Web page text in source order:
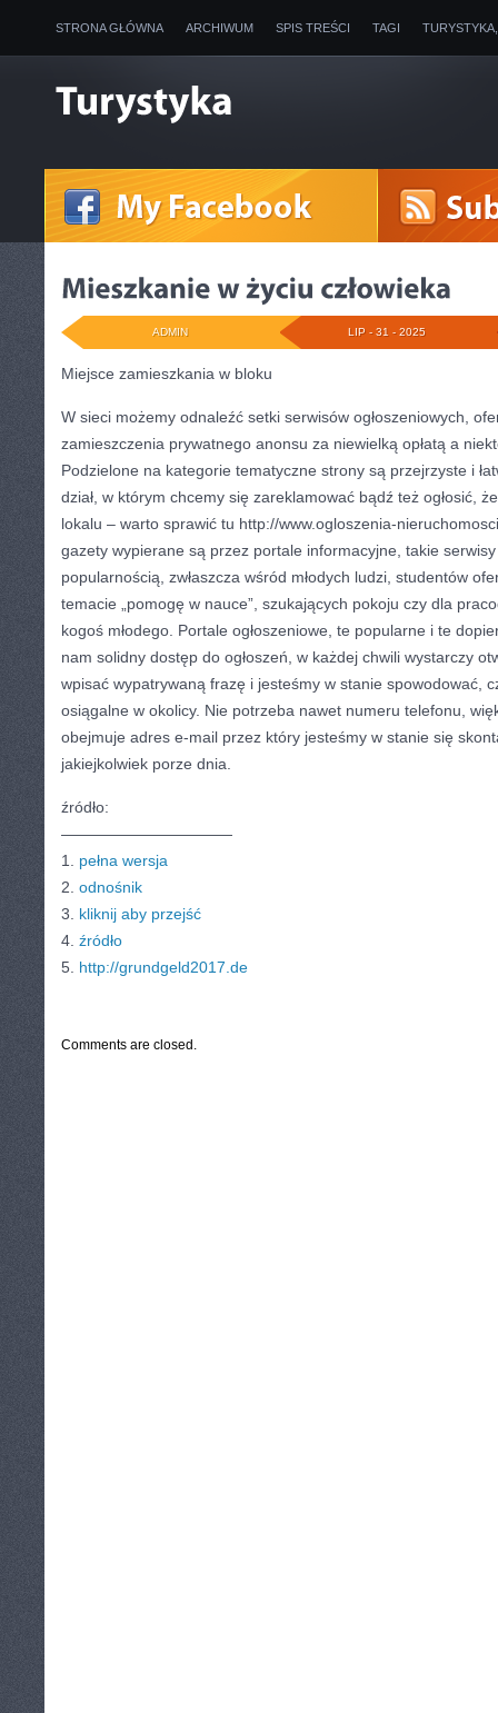
STRONA GŁÓWNA ARCHIWUM SPIS TREŚCI TAGI
LIP - 31 - 2025
ADMIN
Miejsce zamieszkania w bloku
W sieci możemy odnaleźć setki serwisów ogłoszeniowych,
zamieszczenia prywatnego anonsu za niewielką opłatą a
Podzielone na kategorie tematyczne strony są przejrzyste i
dział, w którym chcemy się zareklamować bądź też ogłosić,
lokalu – warto sprawić tu http://www.ogloszenia-
gazety wypierane są przez portale informacyjne, takie
popularnością, zwłaszcza wśród młodych ludzi, studentów
temacie „pomogę w nauce”, szukających pokoju czy dla
kogoś młodego. Portale ogłoszeniowe, te popularne i te
nam solidny dostęp do ogłoszeń, w każdej chwili wystarczy
wpisać wypatrywaną frazę i jesteśmy w stanie spowodować,
osiągalne w okolicy. Nie potrzeba nawet numeru telefonu,
obejmuje adres e-mail przez który jesteśmy w stanie się
jakiejkolwiek porze dnia.
źródło:
———————————
1. pełna wersja
2. odnośnik
3. kliknij aby przejść
4. źródło
5. http://grundgeld2017.de
Comments are closed.